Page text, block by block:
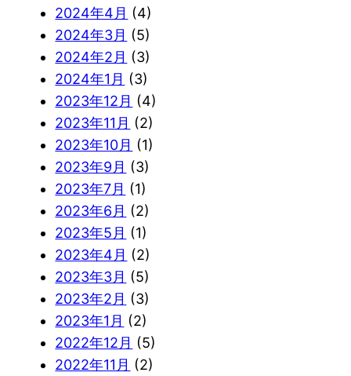
2024年4月 (4)
2024年3月 (5)
2024年2月 (3)
2024年1月 (3)
2023年12月 (4)
2023年11月 (2)
2023年10月 (1)
2023年9月 (3)
2023年7月 (1)
2023年6月 (2)
2023年5月 (1)
2023年4月 (2)
2023年3月 (5)
2023年2月 (3)
2023年1月 (2)
2022年12月 (5)
2022年11月 (2)